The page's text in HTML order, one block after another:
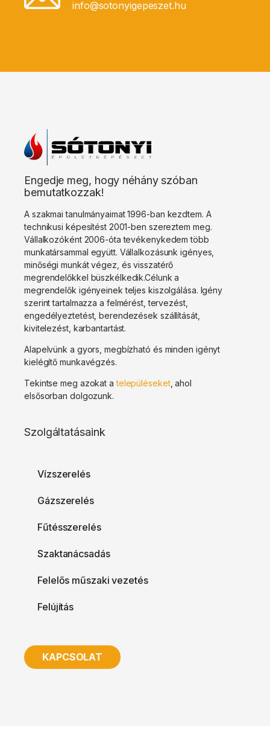
info@sotonyigepeszet.hu
Engedje meg, hogy néhány szóban
bemutatkozzak!
A szakmai tanulmányaimat 1996-ban kezdtem. A
technikusi képesítést 2001-ben szereztem meg.
Vállalkozóként 2006-óta tevékenykedem több
munkatársammal együtt. Vállalkozásunk igényes,
minőségi munkát végez, és visszatérő
megrendelőkkel büszkélkedik.Célunk a
megrendelők igényeinek teljes kiszolgálása. Igény
szerint tartalmazza a felmérést, tervezést,
engedélyeztetést, berendezések szállítását,
kivitelezést, karbantartást.
Alapelvünk a gyors, megbízható és minden igényt
kielégítő munkavégzés.
Tekintse meg azokat atelepüléseket, ahol
elsősorban dolgozunk.
Szolgáltatásaink
Vízszerelés
Gázszerelés
Fűtésszerelés
Szaktanácsadás
Felelős műszaki vezetés
Felújítás
KAPCSOLAT